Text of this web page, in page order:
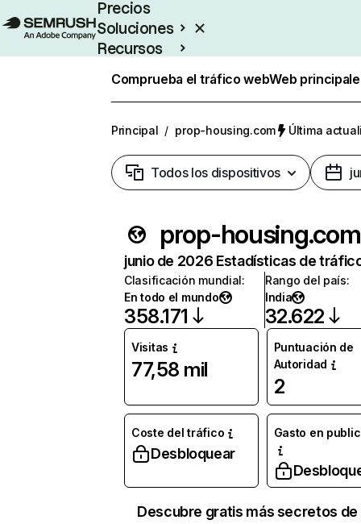
Precios
Soluciones
Recursos
Comprueba el tráfico webWeb
Principal / prop-housing.com Última
Todos los dispositivos
prop-housing.com
junio de 2026 Estadísticas de
Clasificación mundial:
En todo el mundo
358.171
Rango del país:
India
32.622
Visitas
77,58 mil
Puntuación de
Autoridad
2
Coste del tráfico
Desbloquear
Gasto en
Descubre gratis más secretos de